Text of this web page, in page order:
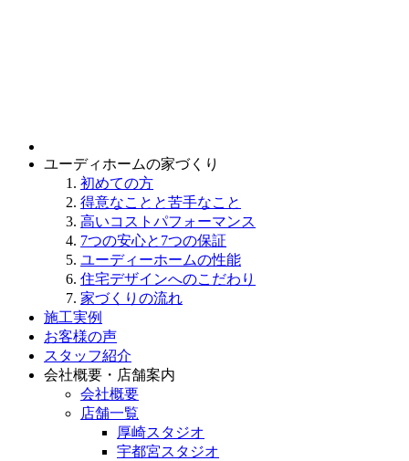
ユーディホームの家づくり
初めての方
得意なことと苦手なこと
高いコストパフォーマンス
7つの安心と7つの保証
ユーディーホームの性能
住宅デザインへのこだわり
家づくりの流れ
施工実例
お客様の声
スタッフ紹介
会社概要・店舗案内
会社概要
店舗一覧
厚崎スタジオ
宇都宮スタジオ